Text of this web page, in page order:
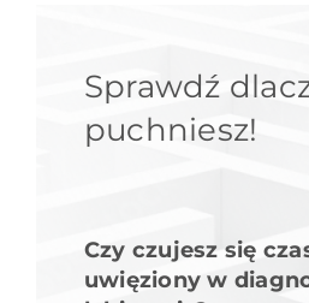
Sprawdź
puchniesz!
Czy czujesz się
uwięziony w